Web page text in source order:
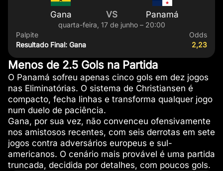
Gana VS Panamá
quarta-feira, 17 de junho – 20:00
Palpite
Resultado Final: Gana
Odds
2,23
Menos de 2.5 Gols na Partida
O Panamá sofreu apenas cinco gols em dez jogos
nas Eliminatórias. O sistema de Christiansen é
compacto, fecha linhas e transforma qualquer jogo
num duelo de paciência.
Gana, por sua vez, não convenceu ofensivamente
nos amistosos recentes, com seis derrotas em sete
jogos contra adversários europeus e sul-
americanos. O cenário mais provável é uma partida
truncada, decidida por detalhes, com poucos gols.